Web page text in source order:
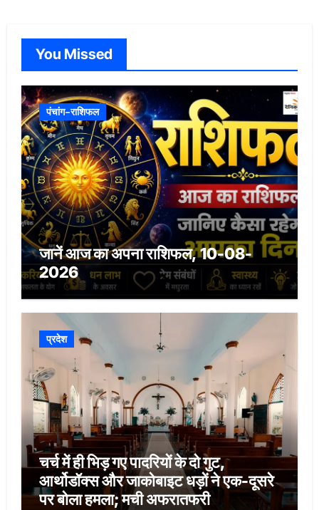
You Missed
पंचांग-राशिफल
जानें आज का अपना राशिफल, 10-08-
2026
प्रदेश
चर्च में ही भिड़ गए पादरियों के दो गुट,
आर्थोडॉक्स और जाकोबाइट धड़ों ने एक-दूसरे
पर बोला हमला; मची अफरातफरी